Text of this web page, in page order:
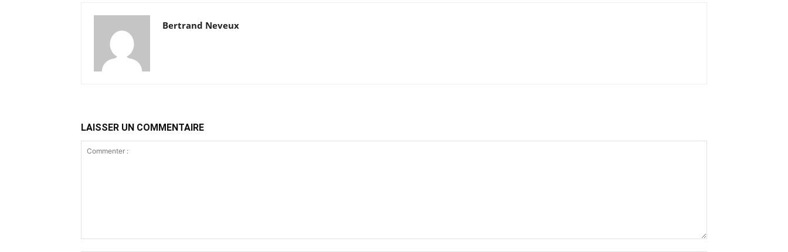
Bertrand Neveux
LAISSER UN COMMENTAIRE